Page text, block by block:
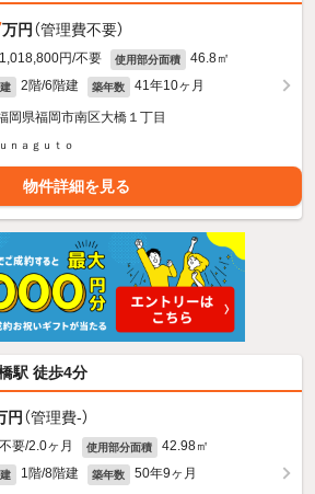
万円 （管理費不要）
1,018,800円/不要 使用部分面積 46.8㎡
2階/6階建 築年数 41年10ヶ月
岡県福岡市南区大橋１丁目
ｎａｇｕｔｏ
物件詳細を見る
駅 徒歩4分
円 （管理費-）
不要/2.0ヶ月 使用部分面積 42.98㎡
1階/8階建 築年数 50年9ヶ月